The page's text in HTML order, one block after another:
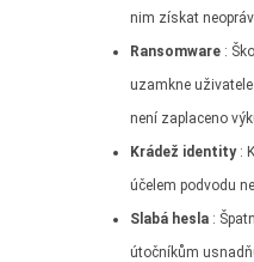
nim získat
Ransomware :
uzamkne
není zaplaceno
Krádež identity:
účelem podvodu
Slabá hesla :
útočníkům